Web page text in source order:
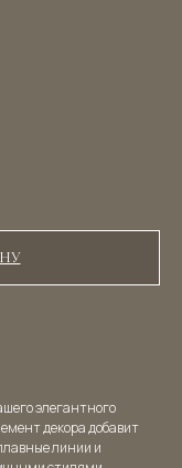
элегантного
декора добавит
линии и